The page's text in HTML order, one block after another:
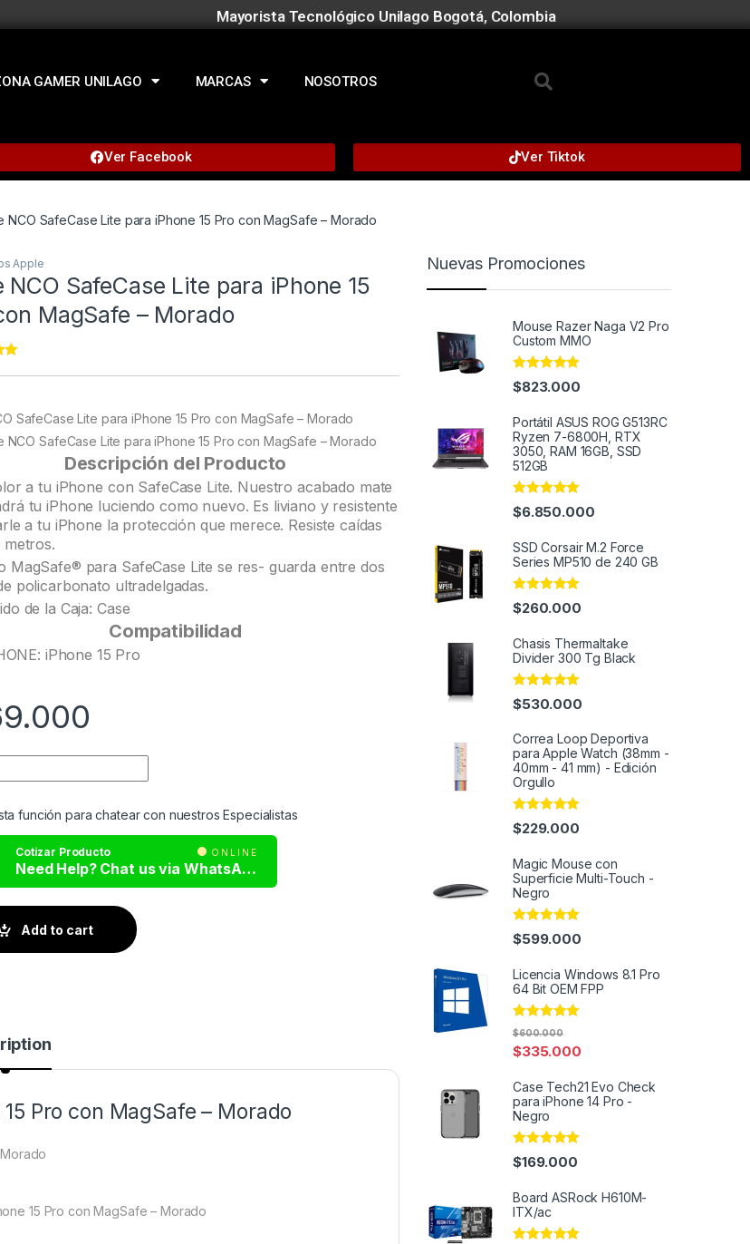
Mayorista Tecnológico Unilago Bogotá, Colombia
GAMER UNILAGO MARCAS NOSOTROS
Ver Facebook Ver Tiktok
NCO SafeCase Lite para iPhone 15 Pro con MagSafe – Morado
Apple
NCO SafeCase Lite para iPhone 15
MagSafe – Morado
SafeCase Lite para iPhone 15 Pro con MagSafe – Morado
NCO SafeCase Lite para iPhone 15 Pro con MagSafe – Morado
Descripción del Producto
a tu iPhone con SafeCase Lite. Nuestro acabado mate
tu iPhone luciendo como nuevo. Es liviano y resistente
a tu iPhone la protección que merece. Resiste caídas
metros.
MagSafe® para SafeCase Lite se res- guarda entre dos
policarbonato ultradelgadas.
de la Caja: Case
Compatibilidad
iPhone 15 Pro
función para chatear con nuestros Especialistas
Cotizar Producto ONLINE
Need Help? Chat us via WhatsApp
Add to cart
Pro con MagSafe – Morado
15 Pro con MagSafe – Morado
Nuevas Promociones
Mouse Razer Naga V2 Pro
Custom MMO
Rated4.91
out of 5
$823.000
Portátil ASUS ROG G513RC
Ryzen 7-6800H, RTX
3050, RAM 16GB, SSD
512GB
Rated5.00
out of 5
$6.850.000
SSD Corsair M.2 Force
Series MP510 de 240 GB
Rated5.00
out of 5
$260.000
Chasis Thermaltake
Divider 300 Tg Black
Rated5.00
out of 5
$530.000
Correa Loop Deportiva
para Apple Watch (38mm -
40mm - 41 mm) - Edición
Orgullo
Rated4.96
out of 5
$229.000
Magic Mouse con
Superficie Multi-Touch -
Negro
Rated4.98
out of 5
$599.000
Licencia Windows 8.1 Pro
64 Bit OEM FPP
Rated5.00
$335.000
$600.000
Case Tech21 Evo Check
para iPhone 14 Pro -
Negro
Rated 4.86
out of 5
$169.000
Board ASRock H610M-
ITX/ac